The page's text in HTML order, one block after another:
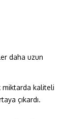
miktarda kaliteli
çıkardı.